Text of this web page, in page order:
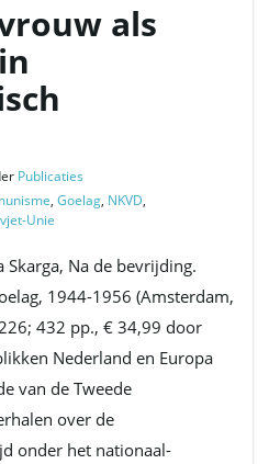
als
Publicaties
, Goelag, NKVD,
Unie
Na de bevrijding.
1944-1956 (Amsterdam,
432 pp., € 34,99 door
Nederland en Europa
van de Tweede
over de
onder het nationaal-